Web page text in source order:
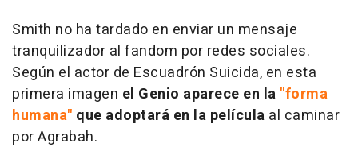
Smith no ha tardado en enviar un mensaje
tranquilizador al fandom por redes sociales.
Según el actor de Escuadrón Suicida, en esta
primera imagen el Genio aparece en la "forma
humana" que adoptará en la película al caminar
por Agrabah.